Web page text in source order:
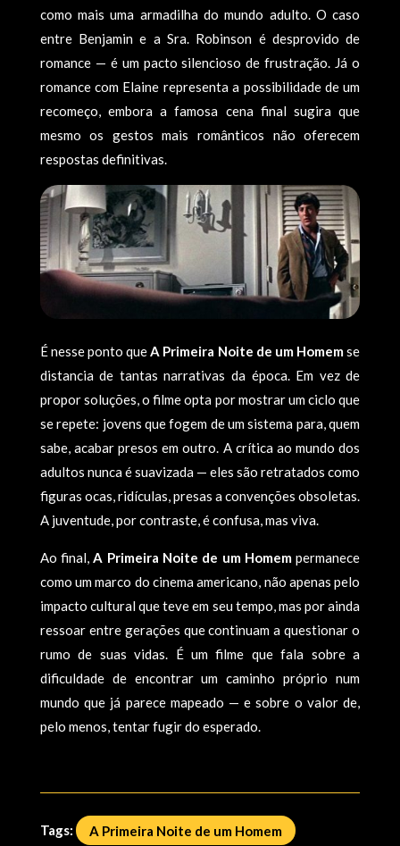
como mais uma armadilha do mundo adulto. O caso
entre Benjamin e a Sra. Robinson é desprovido de
romance — é um pacto silencioso de frustração. Já o
romance com Elaine representa a possibilidade de um
recomeço, embora a famosa cena final sugira que
mesmo os gestos mais românticos não oferecem
respostas definitivas.
É nesse ponto queA Primeira Noite de um Homemse
distancia de tantas narrativas da época. Em vez de
propor soluções, o filme opta por mostrar um ciclo que
se repete: jovens que fogem de um sistema para, quem
sabe, acabar presos em outro. A crítica ao mundo dos
adultos nunca é suavizada — eles são retratados como
figuras ocas, ridículas, presas a convenções obsoletas.
A juventude, por contraste, é confusa, mas viva.
Ao final,A Primeira Noite de um Homempermanece
como um marco do cinema americano, não apenas pelo
impacto cultural que teve em seu tempo, mas por ainda
ressoar entre gerações que continuam a questionar o
rumo de suas vidas. É um filme que fala sobre a
dificuldade de encontrar um caminho próprio num
mundo que já parece mapeado — e sobre o valor de,
pelo menos, tentar fugir do esperado.
Tags: A Primeira Noite de um Homem